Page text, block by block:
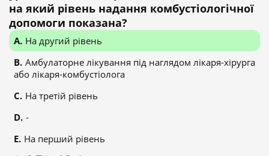
на який рівень надання комбустіологічної
допомоги показана?
На другий рівень
Амбулаторне лікування під наглядом лікаря-хірурга
або лікаря-комбустіолога
На третій рівень
-
На перший рівень